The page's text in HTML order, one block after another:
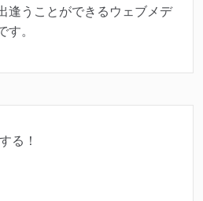
逢うことができるウェブメデ
す。
る！